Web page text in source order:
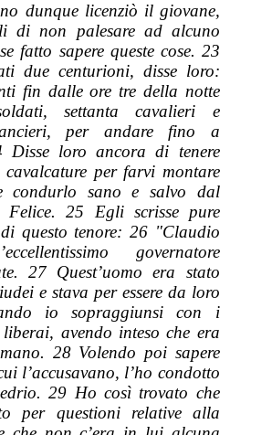
dunque licenziò il giovane,
di non palesare ad alcuno
fatto sapere queste cose. 23
due centurioni, disse loro:
fin dalle ore tre della notte
settanta cavalieri e
per andare fino a
Disse loro ancora di tenere
cavalcature per farvi montare
condurlo sano e salvo dal
Felice. 25 Egli scrisse pure
questo tenore: 26 "Claudio
governatore
27 Quest’uomo era stato
e stava per essere da loro
io sopraggiunsi con i
avendo inteso che era
28 Volendo poi sapere
l’accusavano, l’ho condotto
29 Ho così trovato che
per questioni relative alla